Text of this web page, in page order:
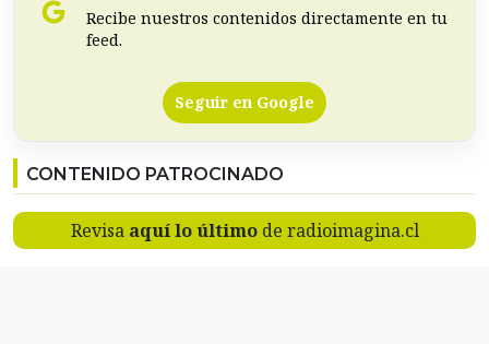
Recibe nuestros contenidos directamente en tu
feed.
Seguir en Google
CONTENIDO PATROCINADO
Revisa aquí lo últimode radioimagina.cl